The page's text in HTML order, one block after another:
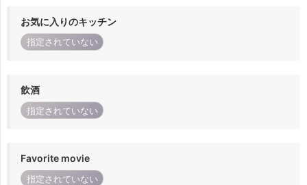
お気に入りのキッチン
指定されていない
飲酒
指定されていない
Favorite movie
指定されていない